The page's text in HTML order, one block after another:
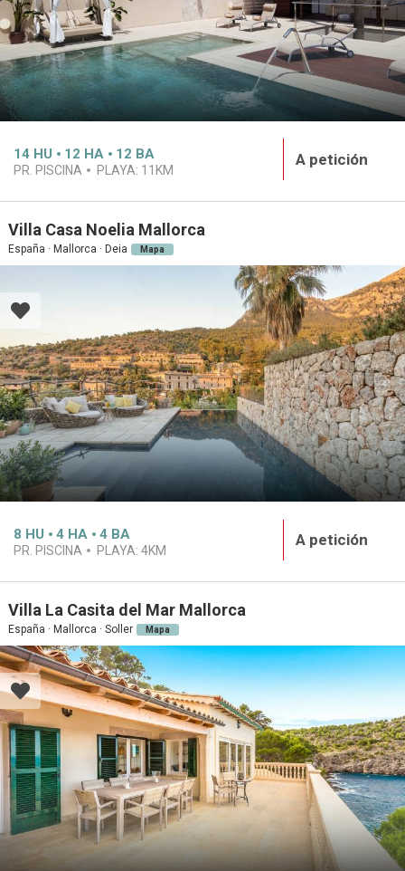
14 HU 12 HA 12 BA
PR. PISCINA PLAYA: 11KM
A petición
Villa Casa Noelia Mallorca
España · Mallorca · Deia Mapa
8 HU 4 HA 4 BA
PR. PISCINA PLAYA: 4KM
A petición
Villa La Casita del Mar Mallorca
España · Mallorca · Soller Mapa